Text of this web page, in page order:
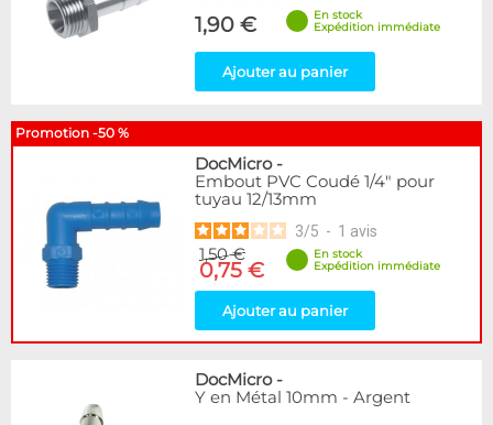
1,90 €
En stock
Expédition immédiate
Ajouter au panier
Promotion -50 %
DocMicro-
Embout PVC Coudé 1/4" pour
tuyau 12/13mm
3/5 - 1 avis
1,50 €
0,75 €
En stock
Expédition immédiate
Ajouter au panier
DocMicro-
Y en Métal 10mm - Argent